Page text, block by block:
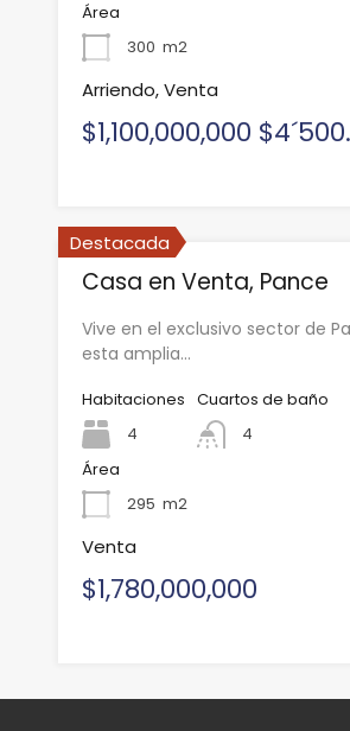
Área
300 m2
Arriendo, Venta
$1,100,000,000
Destacada
Casa en Venta, Pance
Vive en el exclusivo sector de
esta amplia…
Habitaciones
4
Cuartos de baño
4
Área
295 m2
Venta
$1,780,000,000